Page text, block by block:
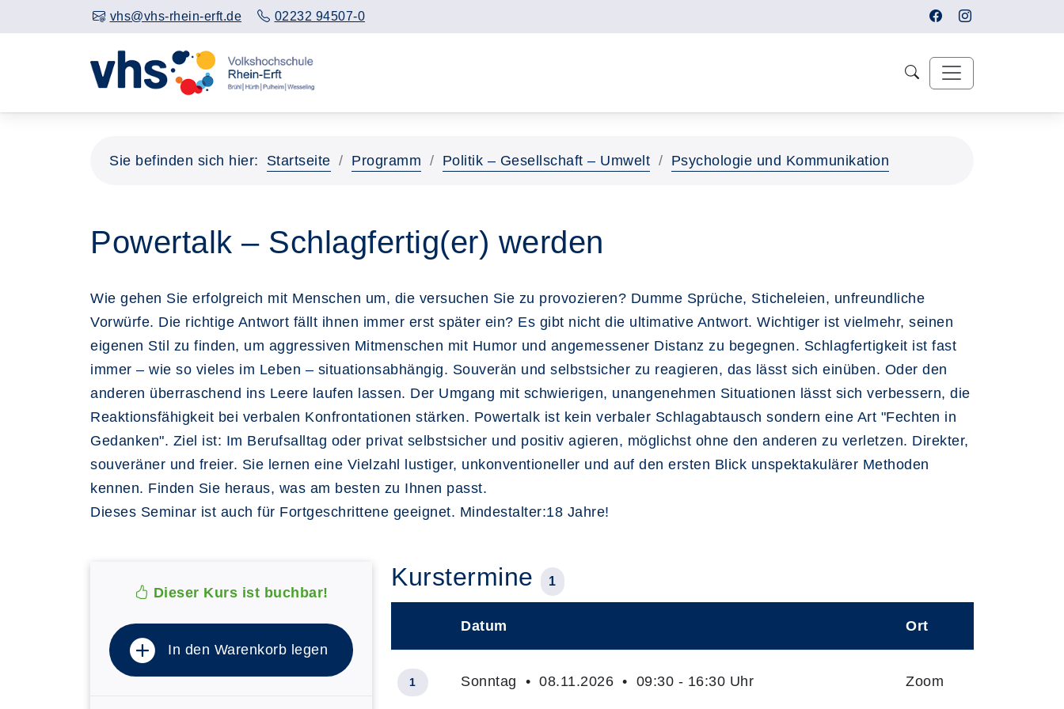
vhs@vhs-rhein-erft.de 02232 94507-0
Sie befinden sich hier: Startseite Programm Politik – Gesellschaft – Umwelt Psychologie und Kommunikation
Powertalk – Schlagfertig(er) werden
Wie gehen Sie erfolgreich mit Menschen um, die versuchen Sie zu provozieren? Dumme Sprüche, Sticheleien, unfreundliche
Vorwürfe. Die richtige Antwort fällt ihnen immer erst später ein? Es gibt nicht die ultimative Antwort. Wichtiger ist vielmehr, seinen
eigenen Stil zu finden, um aggressiven Mitmenschen mit Humor und angemessener Distanz zu begegnen. Schlagfertigkeit ist fast
immer – wie so vieles im Leben – situationsabhängig. Souverän und selbstsicher zu reagieren, das lässt sich einüben. Oder den
anderen überraschend ins Leere laufen lassen. Der Umgang mit schwierigen, unangenehmen Situationen lässt sich verbessern, die
Reaktionsfähigkeit bei verbalen Konfrontationen stärken. Powertalk ist kein verbaler Schlagabtausch sondern eine Art "Fechten in
Gedanken". Ziel ist: Im Berufsalltag oder privat selbstsicher und positiv agieren, möglichst ohne den anderen zu verletzen. Direkter,
souveräner und freier. Sie lernen eine Vielzahl lustiger, unkonventioneller und auf den ersten Blick unspektakulärer Methoden
kennen. Finden Sie heraus, was am besten zu Ihnen passt.
Dieses Seminar ist auch für Fortgeschrittene geeignet. Mindestalter:18 Jahre!
Dieser Kurs ist buchbar!
In den Warenkorb legen
Kurstermine 1
Datum Ort
1 Sonntag • 08.11.2026 • 09:30 - 16:30 Uhr Zoom